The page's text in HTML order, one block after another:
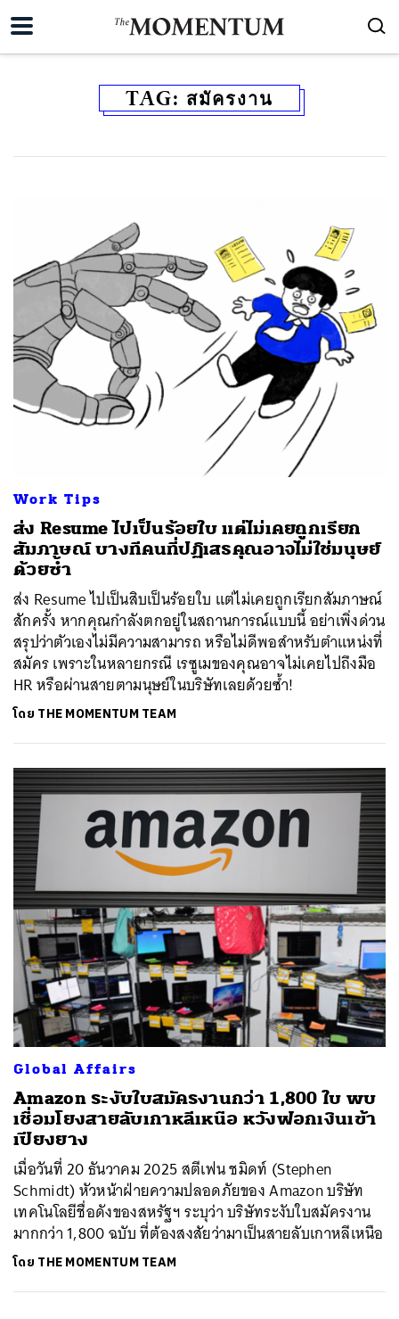
TAG: สมัครงาน
Work Tips
ส่ง Resume ไปเป็นร้อยใบ แต่ไม่เคยถูกเรียก
สัมภาษณ์ บางทีคนที่ปฏิเสธคุณอาจไม่ใช่มนุษย์
ด้วยซ้ำ
ส่ง Resume ไปเป็นสิบเป็นร้อยใบ แต่ไม่เคยถูกเรียกสัมภาษณ์
สักครั้ง หากคุณกำลังตกอยู่ในสถานการณ์แบบนี้ อย่าเพิ่งด่วน
สรุปว่าตัวเองไม่มีความสามารถ หรือไม่ดีพอสำหรับตำแหน่งที่
สมัคร เพราะในหลายกรณี เรซูเมของคุณอาจไม่เคยไปถึงมือ
HR หรือผ่านสายตามนุษย์ในบริษัทเลยด้วยซ้ำ!
โดย THE MOMENTUM TEAM
Global Affairs
Amazon ระงับใบสมัครงานกว่า 1,800 ใบ พบ
เชื่อมโยงสายลับเกาหลีเหนือ หวังฟอกเงินเข้า
เปียงยาง
เมื่อวันที่ 20 ธันวาคม 2025 สตีเฟน ชมิดท์ (Stephen
Schmidt) หัวหน้าฝ่ายความปลอดภัยของ Amazon บริษัท
เทคโนโลยีชื่อดังของสหรัฐฯ ระบุว่า บริษัทระงับใบสมัครงาน
มากกว่า 1,800 ฉบับ ที่ต้องสงสัยว่ามาเป็นสายลับเกาหลีเหนือ
โดย THE MOMENTUM TEAM